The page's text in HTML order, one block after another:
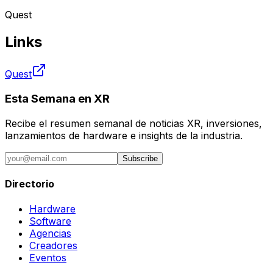
Quest
Links
Quest
Esta Semana en XR
Recibe el resumen semanal de noticias XR, inversiones,
lanzamientos de hardware e insights de la industria.
Subscribe
Directorio
Hardware
Software
Agencias
Creadores
Eventos